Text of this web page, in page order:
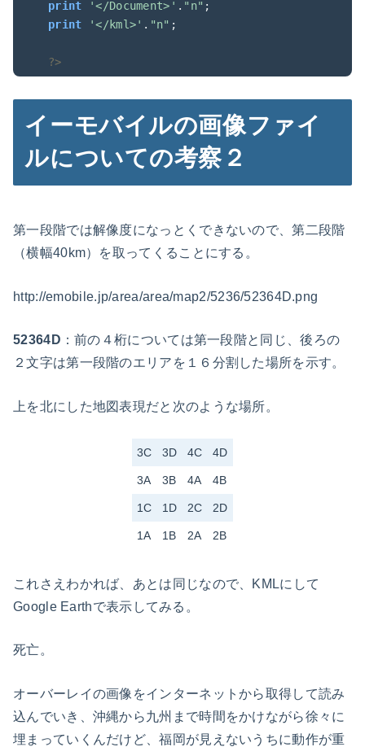
print '</Document>' . "n"
print
'</kml>' . "n" ;
?>
イーモバイルの画像ファイ
ルについての考察２
第一段階では解像度になっとくできないので、第二段階
（横幅40km）を取ってくることにする。
http://emobile.jp/area/area/map2/5236/52364D.png
52364D ：前の４桁については第一段階と同じ、後ろの
２文字は第一段階のエリアを１６分割した場所を示す。
上を北にした地図表現だと次のような場所。
3C 3D 4C 4D
3A 3B 4A 4B
1C 1D 2C 2D
1A 1B 2A 2B
これさえわかれば、あとは同じなので、KMLにして
Google Earthで表示してみる。
死亡。
オーバーレイの画像をインターネットから取得して読み
込んでいき、沖縄から九州まで時間をかけながら徐々に
埋まっていくんだけど、福岡が見えないうちに動作が重